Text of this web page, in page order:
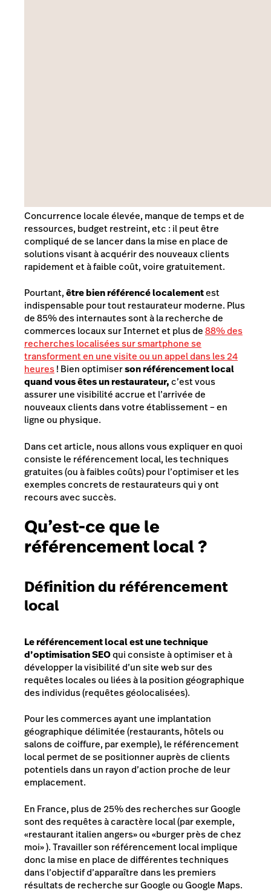
Concurrence locale élevée, manque de temps et de
ressources, budget restreint, etc : il peut être
compliqué de se lancer dans la mise en place de
solutions visant à acquérir des nouveaux clients
rapidement et à faible coût, voire gratuitement.
Pourtant,être bien référencé localementest
indispensable pour tout restaurateur moderne. Plus
de 85% des internautes sont à la recherche de
commerces locaux sur Internet et plus de88% des
recherches localisées sur smartphone se
transforment en une visite ou un appel dans les 24
heures! Bien optimiserson référencement local
quand vous êtes un restaurateur,c’est vous
assurer une visibilité accrue et l’arrivée de
nouveaux clients dans votre établissement – en
ligne ou physique.
Dans cet article, nous allons vous expliquer en quoi
consiste le référencement local, les techniques
gratuites (ou à faibles coûts) pour l’optimiser et les
exemples concrets de restaurateurs qui y ont
recours avec succès.
Qu’est-ce que le
référencement local ?
Définition du référencement
local
Le référencement local est une technique
d’optimisation SEOqui consiste à optimiser et à
développer la visibilité d’un site web sur des
requêtes locales ou liées à la position géographique
des individus (requêtes géolocalisées).
Pour les commerces ayant une implantation
géographique délimitée (restaurants, hôtels ou
salons de coiffure, par exemple), le référencement
local permet de se positionner auprès de clients
potentiels dans un rayon d’action proche de leur
emplacement.
En France, plus de 25% des recherches sur Google
sont des requêtes à caractère local (par exemple,
«restaurant italien angers» ou «burger près de chez
moi» ). Travailler son référencement local implique
donc la mise en place de différentes techniques
dans l’objectif d’apparaître dans les premiers
résultats de recherche sur Google ou Google Maps.